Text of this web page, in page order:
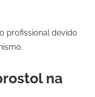
profissional devido
na